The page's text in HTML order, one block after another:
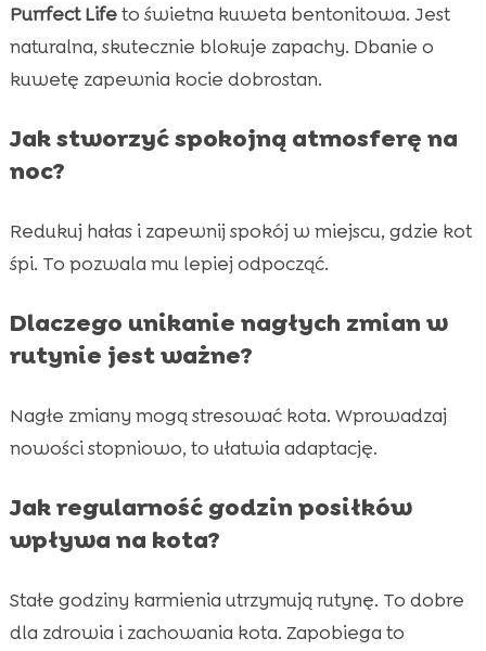
Purrfect Lifeto świetna kuweta bentonitowa. Jest
naturalna, skutecznie blokuje zapachy. Dbanie o
kuwetę zapewnia kocie dobrostan.
Jak stworzyć spokojną atmosferę na
noc?
Redukuj hałas i zapewnij spokój w miejscu, gdzie kot
śpi. To pozwala mu lepiej odpocząć.
Dlaczego unikanie nagłych zmian w
rutynie jest ważne?
Nagłe zmiany mogą stresować kota. Wprowadzaj
nowości stopniowo, to ułatwia adaptację.
Jak regularność godzin posiłków
wpływa na kota?
Stałe godziny karmienia utrzymują rutynę. To dobre
dla zdrowia i zachowania kota. Zapobiega to